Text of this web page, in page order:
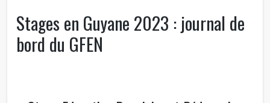
Stages en Guyane 2023 : journal de
bord du GFEN